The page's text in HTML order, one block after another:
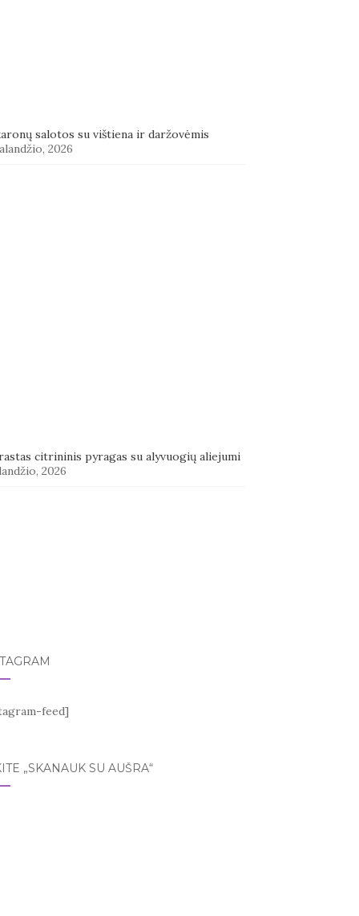
salotos su vištiena ir daržovėmis
2026
citrininis pyragas su alyvuogių aliejumi
2026
feed]
„SKANAUK SU AUŠRA“